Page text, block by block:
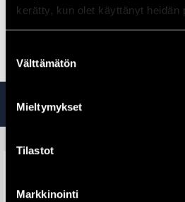
kerätty, kun olet käyttänyt heidän
valinta
Välttämätön
Mieltymykset
Tilastot
Markkinointi
Kaikki kierretyökalut löydät täältä
Koolaustutka Multiscan